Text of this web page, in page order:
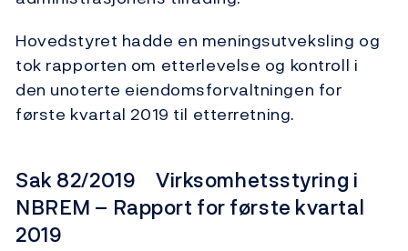
Hovedstyret hadde en meningsutveksling og
tok rapporten om etterlevelse og kontroll i
den unoterte eiendomsforvaltningen for
første kvartal 2019 til etterretning.
Sak 82/2019 Virksomhetsstyring i
NBREM – Rapport for første kvartal
2019